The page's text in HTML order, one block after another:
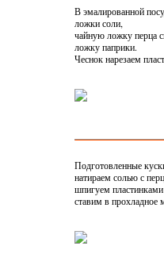
В эмалированной
ложки соли,
чайную ложку перца
ложку паприки.
Чеснок нарезаем
Подготовленные
натираем солью с
шпигуем
ставим в прохладное